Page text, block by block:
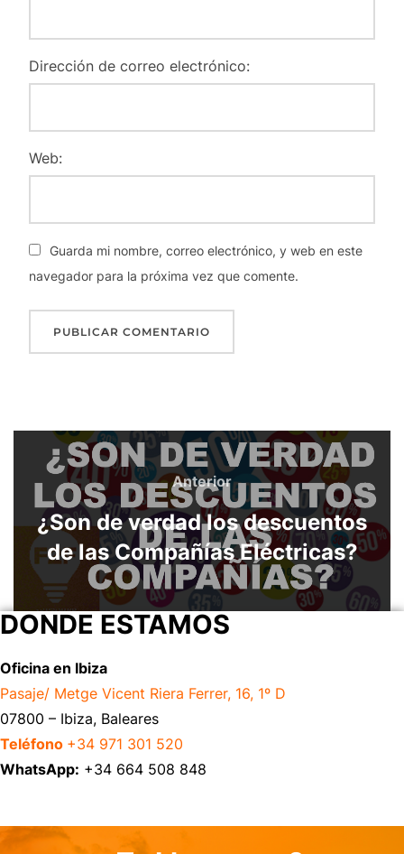
Dirección de correo electrónico:
Web:
Guarda mi nombre, correo electrónico, y web en este
navegador para la próxima vez que comente.
Anterior
¿Son de verdad los descuentos
de las Compañías Eléctricas?
DONDE ESTAMOS
Oficina en Ibiza
Pasaje/ Metge Vicent Riera Ferrer, 16, 1º D
07800 – Ibiza, Baleares
Teléfono +34 971 301 520
WhatsApp: +34 664 508 848